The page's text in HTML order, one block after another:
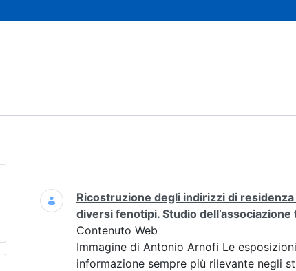
- Eventi
Ricerca
Ricostruzione degli indirizzi di
diversi fenotipi. Studio
Contenuto Web
Immagine di Antonio Arnofi Le
informazione sempre più rilevante negli